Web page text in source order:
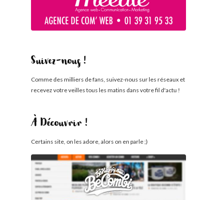
Suivez-nous !
Comme des milliers de fans, suivez-nous sur les réseaux et
recevez votre veilles tous les matins dans votre fil d'actu !
À Découvrir !
Certains site, on les adore, alors on en parle ;)